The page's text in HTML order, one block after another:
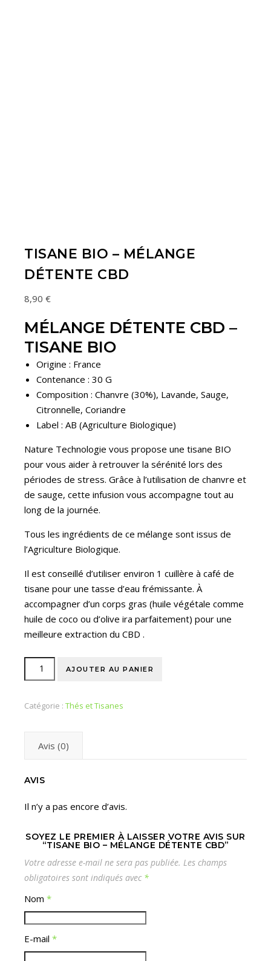
TISANE BIO – MÉLANGE
DÉTENTE CBD
8,90 €
MÉLANGE DÉTENTE CBD –
TISANE BIO
Origine : France
Contenance : 30 G
Composition : Chanvre (30%), Lavande, Sauge,
Citronnelle, Coriandre
Label : AB (Agriculture Biologique)
Nature Technologie vous propose une tisane BIO
pour vous aider à retrouver la sérénité lors des
périodes de stress. Grâce à l’utilisation de chanvre et
de sauge, cette infusion vous accompagne tout au
long de la journée.
Tous les ingrédients de ce mélange sont issus de
l’Agriculture Biologique.
Il est conseillé d’utiliser environ 1 cuillère à café de
tisane pour une tasse d’eau frémissante. À
accompagner d’un corps gras (huile végétale comme
huile de coco ou d’olive ira parfaitement) pour une
meilleure extraction du CBD .
AJOUTER AU PANIER
Catégorie : Thés et Tisanes
Avis (0)
AVIS
Il n’y a pas encore d’avis.
SOYEZ LE PREMIER À LAISSER VOTRE AVIS SUR
“TISANE BIO – MÉLANGE DÉTENTE CBD”
Votre adresse e-mail ne sera pas publiée. Les champs
obligatoires sont indiqués avec *
Nom *
E-mail *